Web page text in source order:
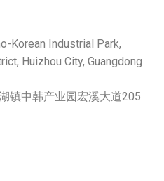
Korean Industrial Park,
Huizhou City, Guangdong
镇中韩产业园宏溪大道205